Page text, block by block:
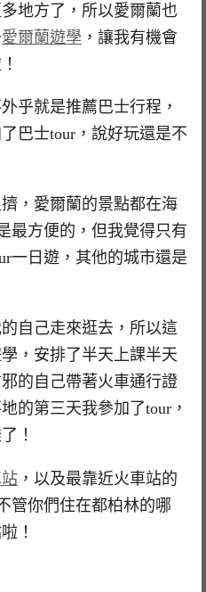
地方了，所以愛爾蘭也
愛爾蘭遊學 ，讓我有機會
乎就是推薦巴士行程，
巴士tour，說好玩還是不
，愛爾蘭的景點都在海
最方便的，但我覺得只有
一日遊，其他的城市還是
自己走來逛去，所以這
，安排了半天上課半天
的自己帶著火車通行證
的第三天我參加了tour，
！
，以及最靠近火車站的
管你們住在都柏林的哪
！